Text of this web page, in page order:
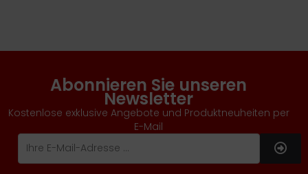
Abonnieren Sie unseren
Newsletter
Kostenlose exklusive Angebote und Produktneuheiten per
E-Mail